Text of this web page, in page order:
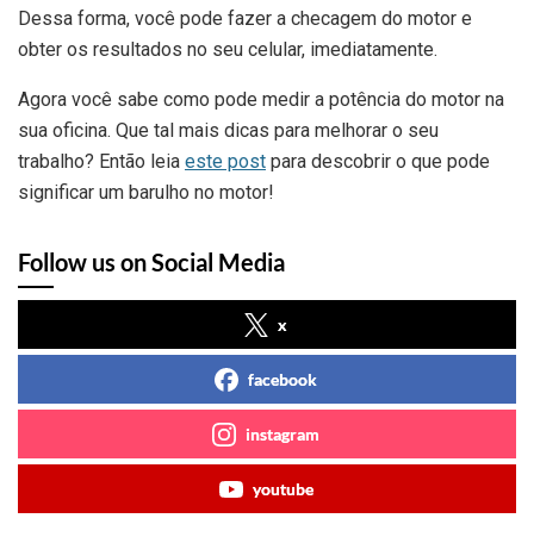
Dessa forma, você pode fazer a checagem do motor e
obter os resultados no seu celular, imediatamente.
Agora você sabe como pode medir a potência do motor na
sua oficina. Que tal mais dicas para melhorar o seu
trabalho? Então leia este post para descobrir o que pode
significar um barulho no motor!
Follow us on Social Media
x
facebook
instagram
youtube